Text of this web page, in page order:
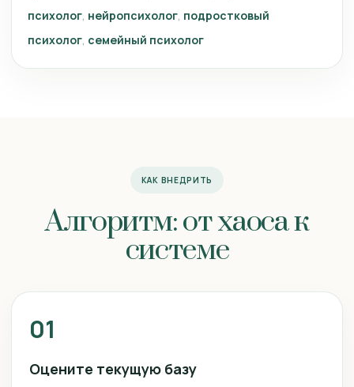
психолог нейропсихолог подростковый
психолог семейный психолог
КАК ВНЕДРИТЬ
Алгоритм: от хаоса к
системе
01
Оцените текущую базу